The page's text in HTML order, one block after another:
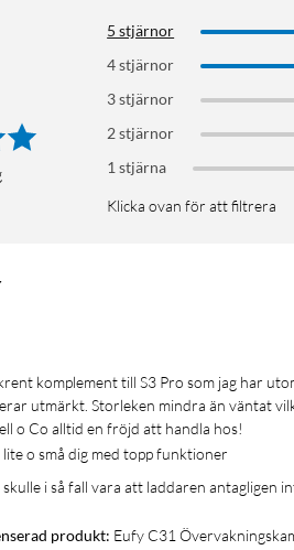
fordon och djur. Du får
kan kameran automatiskt
i svagt ljus utan att
jämfört med traditionellt svartvitt
en stark wifi-signal, även på
aldrig ett ögonblick.
5 stjärnor
4 stjärnor
3 stjärnor
2 stjärnor
1 stjärna
Klicka ovan för att filtrera
utmärkt. Storleken mindra än väntat
o Co alltid en fröjd att handla hos!
lite o små dig med topp funktioner
skulle i så fall vara att laddaren antagligen
produkt: Eufy C31